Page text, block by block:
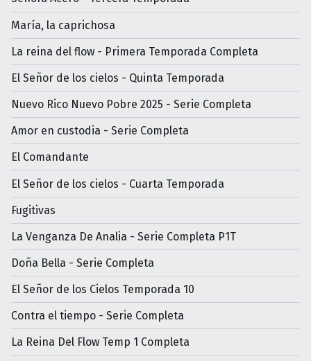
María, la caprichosa
La reina del flow - Primera Temporada Completa
El Señor de los cielos - Quinta Temporada
Nuevo Rico Nuevo Pobre 2025 - Serie Completa
Amor en custodia - Serie Completa
El Comandante
El Señor de los cielos - Cuarta Temporada
Fugitivas
La Venganza De Analia - Serie Completa P1T
Doña Bella - Serie Completa
El Señor de los Cielos Temporada 10
Contra el tiempo - Serie Completa
La Reina Del Flow Temp 1 Completa